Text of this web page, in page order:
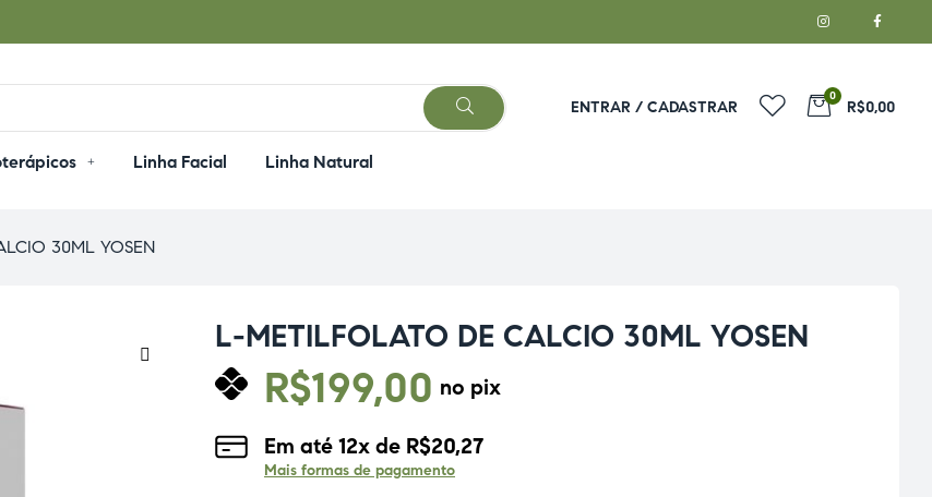
ENTRAR / CADASTRAR
0
R$0,00
Linha Facial Linha Natural
30ML YOSEN
L-METILFOLATO DE CALCIO 30ML YOSEN
R$199,00 no pix
Em até 12x de R$20,27
Mais formas de pagamento